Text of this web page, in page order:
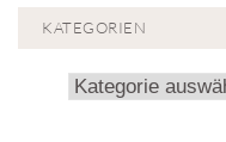
KATEGORIEN
Kategorien